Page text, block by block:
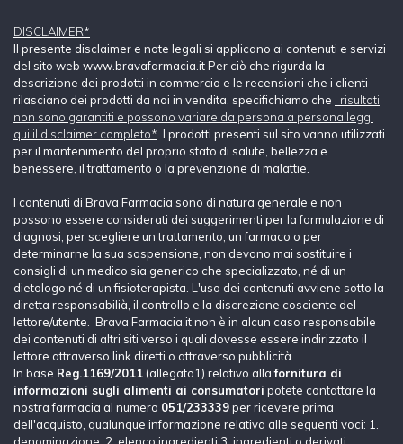
DISCLAIMER*
Il presente disclaimer e note legali si applicano ai contenuti e servizi
del sito web www.bravafarmacia.it Per ciò che rigurda la
descrizione dei prodotti in commercio e le recensioni che i clienti
rilasciano dei prodotti da noi in vendita, specifichiamo che i risultati
non sono garantiti e possono variare da persona a persona leggi
qui il disclaimer completo* . I prodotti presenti sul sito vanno utilizzati
per il mantenimento del proprio stato di salute, bellezza e
benessere, il trattamento o la prevenzione di malattie.
I contenuti di Brava Farmacia sono di natura generale e non
possono essere considerati dei suggerimenti per la formulazione di
diagnosi, per scegliere un trattamento, un farmaco o per
determinarne la sua sospensione, non devono mai sostituire i
consigli di un medico sia generico che specializzato, né di un
dietologo né di un fisioterapista. L'uso dei contenuti avviene sotto la
diretta responsabilià, il controllo e la discrezione cosciente del
lettore/utente. Brava Farmacia.it non è in alcun caso responsabile
dei contenuti di altri siti verso i quali dovesse essere indirizzato il
lettore attraverso link diretti o attraverso pubblicità.
In base Reg.1169/2011 (allegato1) relativo allafornitura di
informazioni sugli alimenti ai consumatori potete contattare la
nostra farmacia al numero 051/233339per ricevere prima
dell'acquisto, qualunque informazione relativa alle seguenti voci: 1.